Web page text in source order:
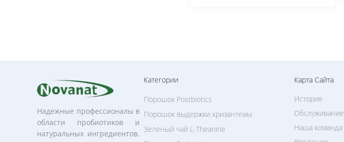
Надежные профессионалы в
области пробиотиков и
натуральных ингредиентов.
Категории
Порошок Postbiotics
Порошок выдержки хризантемы
Зеленый чай L-Theanine
Карта Сайта
История
Обслуживание
Наша команда